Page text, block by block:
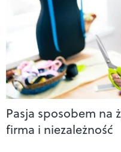
Pasja sposobem na
firma i niezależność